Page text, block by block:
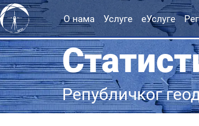
О нама Услуге еУслуге
Републичког